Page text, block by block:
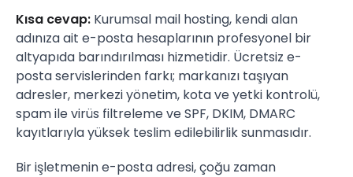
Kısa cevap: Kurumsal mail hosting, kendi alan
adınıza ait e-posta hesaplarının profesyonel bir
altyapıda barındırılması hizmetidir. Ücretsiz e-
posta servislerinden farkı; markanızı taşıyan
adresler, merkezi yönetim, kota ve yetki kontrolü,
spam ile virüs filtreleme ve SPF, DKIM, DMARC
kayıtlarıyla yüksek teslim edilebilirlik sunmasıdır.
Bir işletmenin e-posta adresi, çoğu zaman